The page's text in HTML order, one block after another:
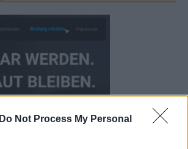
Do Not Process My Personal